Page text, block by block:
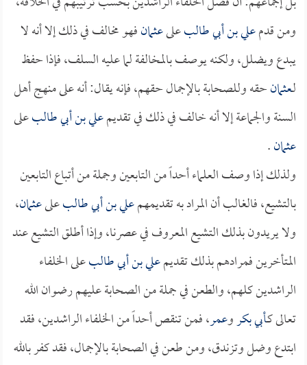
ومن قدمعلي بن أبي طالبعلىعثمانفهو مخالف في ذلك إلا أنه لا
يبدع ويضلل، ولكنه يوصف بالمخالفة لما عليه السلف، فإذا حفظ
لـعثمانحقه وللصحابة بالإجمال حقهم، فإنه يقال: أنه على منهج أهل
السنة والجماعة إلا أنه خالف في ذلك في تقديمعلي بن أبي طالبعلى
عثمان.
ولذلك إذا وصف العلماء أحداً من التابعين وجملة من أتباع التابعين
بالتشيع، فالغالب أن المراد به تقديمهمعلي بن أبي طالبعلىعثمان،
ولا يريدون بذلك التشيع المعروف في عصرنا، وإذا أطلق التشيع عند
المتأخرين فمرادهم بذلك تقديمعلي بن أبي طالبعلى الخلفاء
الراشدين كلهم، والطعن في جملة من الصحابة عليهم رضوان الله
تعالى كـأبي بكروعمر، فمن تنقص أحداً من الخلفاء الراشدين، فقد
ابتدع وضل وتزندق، ومن طعن في الصحابة بالإجمال، فقد كفر بالله